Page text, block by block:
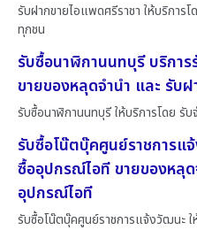
รับฝากขายไอแพดศรีราชา ให้บริการ
ทุกชน
รับซื้อนาฬิกานนทบุรี บริกา
ขายของหลุดจำนำ และ รับ
รับซื้อนาฬิกานนทบุรี ให้บริการโดย รั
รับซื้อโน๊ตบุ๊คศูนย์ราชการแ
ซื้ออุปกรณ์ไอที ขายของหลุ
อุปกรณ์ไอที
รับซื้อโน๊ตบุ๊คศูนย์ราชการแจ้งวัฒนะ